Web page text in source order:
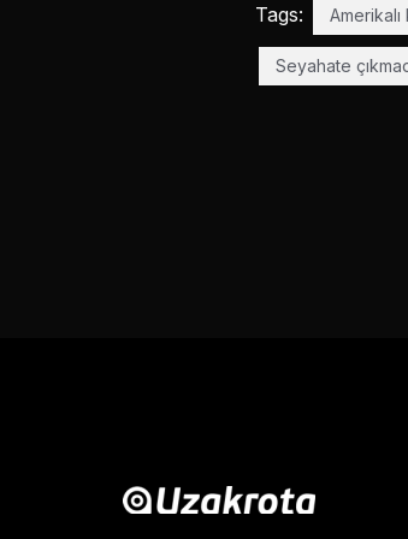
Tags: Amerikalı
Seyahate